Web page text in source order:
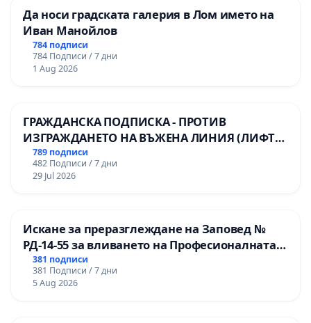
Да носи градската галерия в Лом името на
Иван Манойлов
784 подписи
784 Подписи / 7 дни
1 Aug 2026
ГРАЖДАНСКА ПОДПИСКА - ПРОТИВ
ИЗГРАЖДАНЕТО НА ВЪЖЕНА ЛИНИЯ (ЛИФТ)
НА ТЕРИТОРИЯТА НА ПРИРОДНА
ЗАБЕЛЕЖИТЕЛНОСТ „ХЪЛМ НА
ОСВОБОДИТЕЛИТЕ“ (БУНАРДЖИК)
789 подписи
482 Подписи / 7 дни
29 Jul 2026
Искане за преразглеждане на Заповед №
РД-14-55 за вливането на Професионалната
гимназия по промишлени технологии в
Професионалната гимназия по икономика и
мениджмънт – гр. Пазарджик
381 подписи
381 Подписи / 7 дни
5 Aug 2026